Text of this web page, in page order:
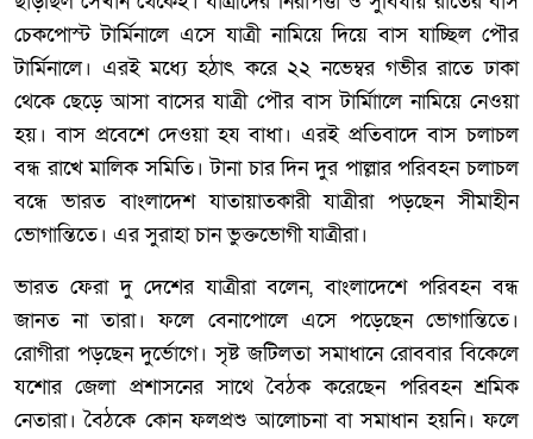
চেকপোস্ট টার্মিনালে এসে যাত্রী নামিয়ে দিয়ে বাস যাচ্ছিল পৌর
টার্মিনালে। এরই মধ্যে হঠাৎ করে ২২ নভেম্বর গভীর রাতে ঢাকা
থেকে ছেড়ে আসা বাসের যাত্রী পৌর বাস টার্মিাালে নামিয়ে নেওয়া
হয়। বাস প্রবেশে দেওয়া হয বাধা। এরই প্রতিবাদে বাস চলাচল
বন্ধ রাখে মালিক সমিতি। টানা চার দিন দুর পাল্লার পরিবহন চলাচল
বন্ধে ভারত বাংলাদেশ যাতায়াতকারী যাত্রীরা পড়ছেন সীমাহীন
ভোগান্তিতে। এর সুরাহা চান ভুক্তভোগী যাত্রীরা।
ভারত ফেরা দু দেশের যাত্রীরা বলেন, বাংলাদেশে পরিবহন বন্ধ
জানত না তারা। ফলে বেনাপোলে এসে পড়েছেন ভোগান্তিতে।
রোগীরা পড়ছেন দুর্ভোগে। সৃষ্ট জটিলতা সমাধানে রোববার বিকেলে
যশোর জেলা প্রশাসনের সাথে বৈঠক করেছেন পরিবহন শ্রমিক
নেতারা। বৈঠকে কোন ফলপ্রশু আলোচনা বা সমাধান হয়নি। ফলে